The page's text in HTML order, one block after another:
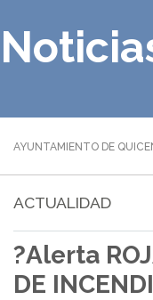
AYUNTAMIENTO DE
ACTUALIDAD
?Alerta
DE